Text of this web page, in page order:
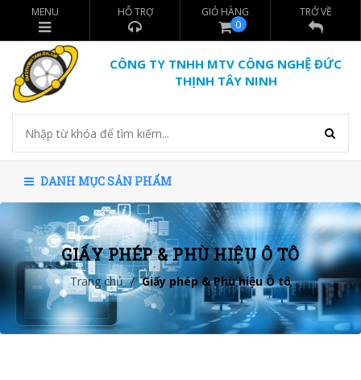
MENU HỖ TRỢ GIỎ HÀNG
0
TRỞ VỀ
CÔNG TY TNHH MTV CÔNG NGHỆ ĐỨC
THỊNH TÂY NINH
DANH MỤC SẢN PHẨM
GIẤY PHÉP & PHÙ HIỆU Ô TÔ
Trang chủ / Giấy phép & Phù hiệu Ô tô